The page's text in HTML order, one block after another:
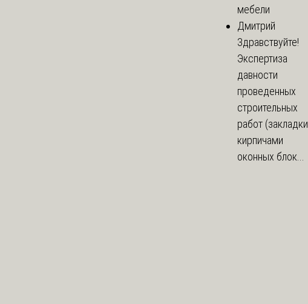
мебели
Дмитрий
Здравствуйте!
Экспертиза
давности
проведенных
строительных
работ (закладки
кирпичами
оконных блок...